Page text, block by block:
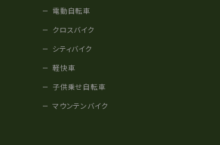
電動自転車
クロスバイク
シティバイク
軽快車
子供乗せ自転車
マウンテンバイク